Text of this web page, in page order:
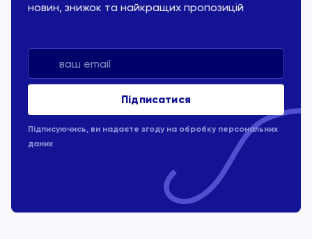
новин, знижок та найкращих пропозицій
Підписуючись, ви надаєте згоду на обробку персональних
даних